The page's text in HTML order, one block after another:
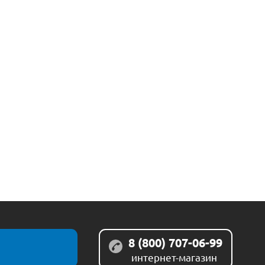
8 (800) 707-06-99
интернет-магазин